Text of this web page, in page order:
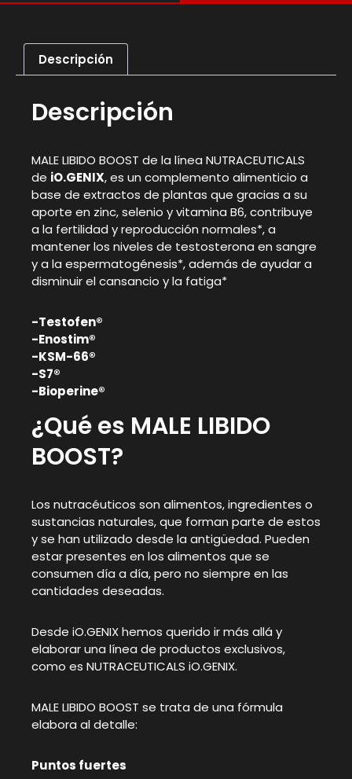
Descripción
Descripción
MALE LIBIDO BOOST de la línea NUTRACEUTICALS
de iO.GENIX, es un complemento alimenticio a
base de extractos de plantas que gracias a su
aporte en zinc, selenio y vitamina B6, contribuye
a la fertilidad y reproducción normales*, a
mantener los niveles de testosterona en sangre
y a la espermatogénesis*, además de ayudar a
disminuir el cansancio y la fatiga*
-Testofen®
-Enostim®
-KSM-66®
-S7®
-Bioperine®
¿Qué es MALE LIBIDO
BOOST?
Los nutracéuticos son alimentos, ingredientes o
sustancias naturales, que forman parte de estos
y se han utilizado desde la antigüedad. Pueden
estar presentes en los alimentos que se
consumen día a día, pero no siempre en las
cantidades deseadas.
Desde iO.GENIX hemos querido ir más allá y
elaborar una línea de productos exclusivos,
como es NUTRACEUTICALS iO.GENIX.
MALE LIBIDO BOOST se trata de una fórmula
elabora al detalle:
Puntos fuertes